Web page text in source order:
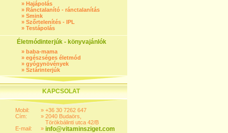
» Hajápolás
» Ránctalanító - ránctalanítás
» Smink
» Szőrtelenítés - IPL
» Testápolás
Életmódinterjúk - könyvajánlók
» baba-mama
» egészséges életmód
» gyógynövények
» Sztárinterjúk
KAPCSOLAT
Mobil:
Cím:
E-mail:
»
»
»
+36 30 7262 647
2040 Budaörs,
Törökbálinti utca 42/B
info@vitaminsziget.com